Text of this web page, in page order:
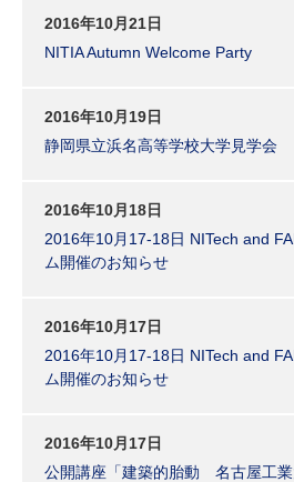
2016年10月21日
NITIA Autumn Welcome Party
2016年10月19日
静岡県立浜名高等学校大学見学会
2016年10月18日
2016年10月17-18日 NITech and
ム開催のお知らせ
2016年10月17日
2016年10月17-18日 NITech and
ム開催のお知らせ
2016年10月17日
公開講座「建築的胎動 名古屋工